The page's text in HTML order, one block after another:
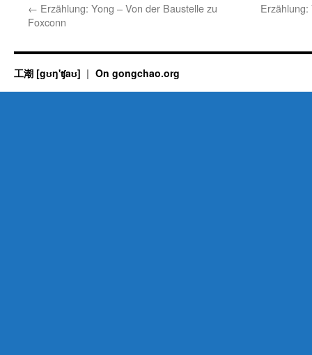
← Erzählung: Yong – Von der Baustelle zu
Foxconn
工潮 [gʊŋ'ʧaʊ] On gongchao.org